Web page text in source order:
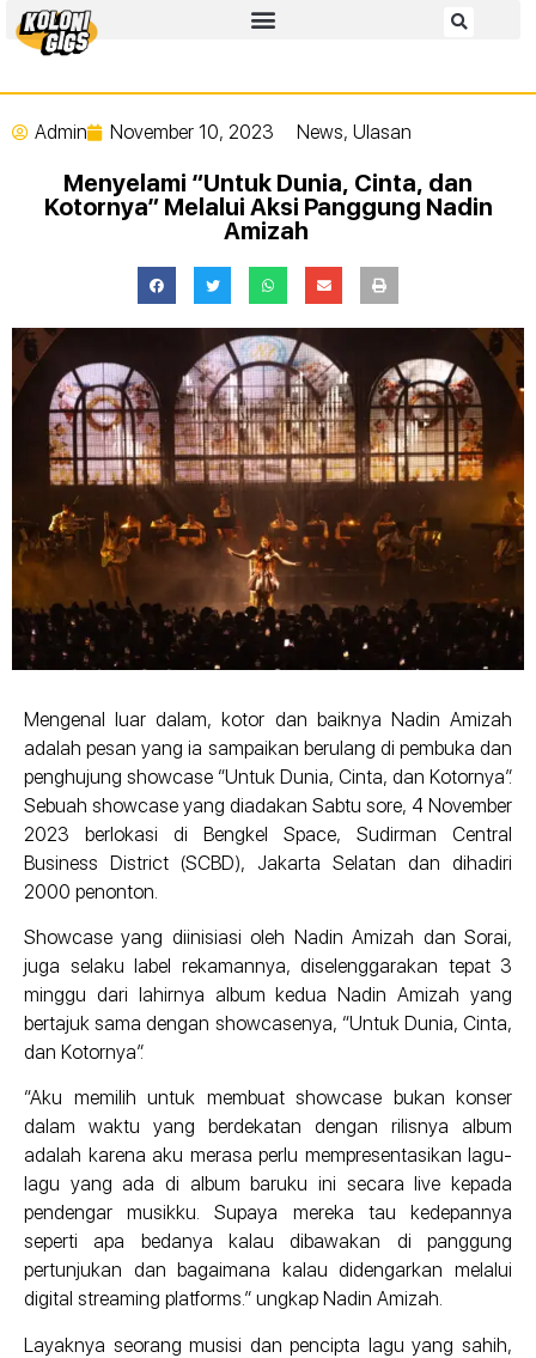
Admin November 10, 2023 News, Ulasan
Menyelami “Untuk Dunia, Cinta, dan
Kotornya” Melalui Aksi Panggung Nadin
Amizah
Mengenal luar dalam, kotor dan baiknya Nadin Amizah
adalah pesan yang ia sampaikan berulang di pembuka dan
penghujung showcase “Untuk Dunia, Cinta, dan Kotornya”.
Sebuah showcase yang diadakan Sabtu sore, 4 November
2023 berlokasi di Bengkel Space, Sudirman Central
Business District (SCBD), Jakarta Selatan dan dihadiri
2000 penonton.
Showcase yang diinisiasi oleh Nadin Amizah dan Sorai,
juga selaku label rekamannya, diselenggarakan tepat 3
minggu dari lahirnya album kedua Nadin Amizah yang
bertajuk sama dengan showcasenya, “Untuk Dunia, Cinta,
dan Kotornya”.
“Aku memilih untuk membuat showcase bukan konser
dalam waktu yang berdekatan dengan rilisnya album
adalah karena aku merasa perlu mempresentasikan lagu-
lagu yang ada di album baruku ini secara live kepada
pendengar musikku. Supaya mereka tau kedepannya
seperti apa bedanya kalau dibawakan di panggung
pertunjukan dan bagaimana kalau didengarkan melalui
digital streaming platforms.” ungkap Nadin Amizah.
Layaknya seorang musisi dan pencipta lagu yang sahih,